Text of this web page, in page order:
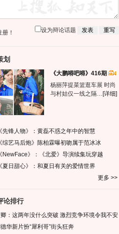
！ 设为辩论话题
划
《大鹏嘚吧嘚》416期
杨丽萍提菜篮逛车展 时尚
与村姑仅一线之隔… [详细]
《先锋人物》：黄磊不惑之年中的智慧
《综艺马后炮》陈柏霖曝初吻属于范冰冰
《NewFace》：《北爱》导演续集玩穿越
《夏日甜心》：和夏日有关的爱情世界
更多 >>
论排行
：这两年没什么突破 激烈竞争环境令我不安
华新片扮“犀利哥”街头狂奔